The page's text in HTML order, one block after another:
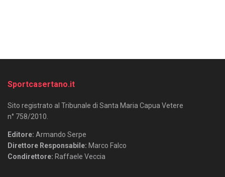
Sportcasertano.it
Sito registrato al Tribunale di Santa Maria Capua Vetere
n° 758/2010.
Editore: Armando Serpe
Direttore Responsabile: Marco Falco
Condirettore: Raffaele Veccia